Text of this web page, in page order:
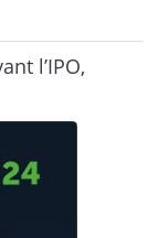
l’IPO,